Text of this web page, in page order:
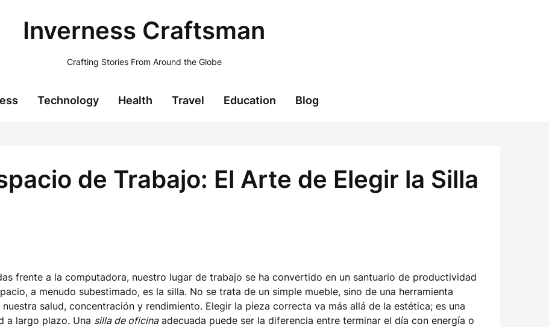
Inverness Craftsman
Crafting Stories From Around the Globe
Technology Health Travel Education Blog
de Trabajo: El Arte de Elegir la Silla
frente a la computadora, nuestro lugar de trabajo se ha convertido en un santuario de productividad
a menudo subestimado, es la silla. No se trata de un simple mueble, sino de una herramienta
salud, concentración y rendimiento. Elegir la pieza correcta va más allá de la estética; es una
a largo plazo. Una silla de oficinaadecuada puede ser la diferencia entre terminar el día con energía o